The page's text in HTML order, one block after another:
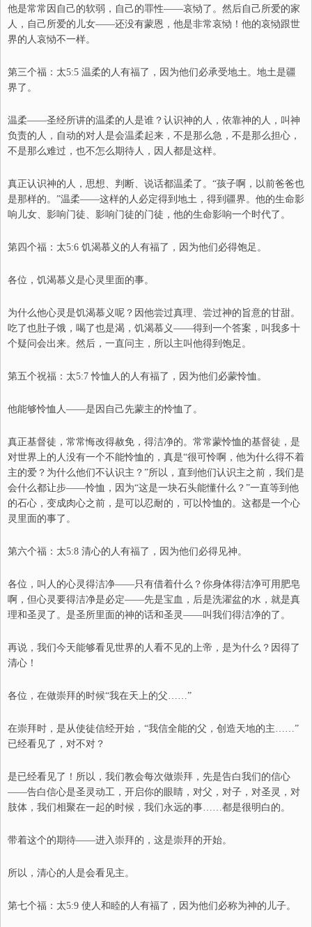
他是常常因自己的软弱，自己的罪性——哀恸了。 然后自己所爱的家
人，自己所爱的儿女——还没有蒙恩，他是非常哀恸 ！ 他的哀恸跟世
界的人哀恸不一样。
第三个福： 太5:5 温柔的人有福了，因为他们必承受地土。 地土是疆
界了。
温柔——圣经所讲的温柔的人是谁？认识神的人，依靠神的人，叫神
负责的人，自动的对人是会温柔起来，不是那么急，不是那么担心，
不是那么难过，也不怎么期待人， 因 人都是这样。
真正认识神的人，思想、判断、说话都温柔了。 “孩子啊，以前爸爸也
是那样的。 ”温柔——这样的人必定得到地土，得到疆界。他的生命影
响儿女、 影响门徒、 影响门徒的门徒，他的生命影响一个时代了。
第四个福： 太5:6 饥渴慕义的人有福了，因为他们必得饱足。
各位，饥渴慕义是心灵里面的事。
为什么他心灵是饥渴慕义呢？因他尝过真理、 尝过神的旨意的甘甜。
吃了也肚子饿，喝了也是渴，饥渴慕义——得到 一个答案，叫我多十
个疑问会出来。然后，一直问主，所以主叫他得到饱足。
第五个祝福： 太5:7 怜恤人的人有福了，因为他们必蒙怜恤。
他能够怜恤人——是因自己先蒙主的怜恤了。
真正基督徒，常常悔改得赦免，得洁净的。常常蒙怜恤的基督徒，是
对世界上的人没有一个不能怜恤的，真是“很可怜啊，他为什么得不着
主的爱？为什么他们不认识主？ ”所以， 直到他们认识主之前，我们是
会什么都让步——怜恤，因 为“这是一块石头能懂什么？ ”一直等到他
的石心，变成肉心之前，是可以忍耐的，可以怜恤的。这都是一个心
灵里面的事了。
第六个福： 太5:8 清心的人有福了，因为他们必得见神。
各位，叫人的心灵得洁净——只有借着什么？ 你身体得洁净可用肥皂
啊，但心灵要得洁净是必定——先是宝血，后是洗濯盆的水 ， 就是真
理和圣灵了。是圣所里面的神的话和圣灵——叫我们得洁净的了。
再说， 我们今天能够看见世界的人看不见的上帝，是为什么？因得了
清心！
各位，在做崇拜的时候“我在天上的父……”
在崇拜时，是从使徒信经开始，“我信全能的父，创造天地的主……”
已经看见了，对不对？
是已经看见了 ！ 所以，我们教会每次做崇拜，先是告白我们的信心
——告白信心是圣灵动工，开启你的眼睛，对父，对子，对圣灵，对
肢体 ， 我们相聚在一起的时候，我们永远的事……都是很明白的。
带着这个的期待——进入崇拜的，这是崇拜的开始。
所以，清心的人是会看见主。
第七个福： 太5:9 使人和睦的人有福了，因为他们必称为神的儿子。